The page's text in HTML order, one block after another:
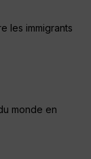
les immigrants
monde en